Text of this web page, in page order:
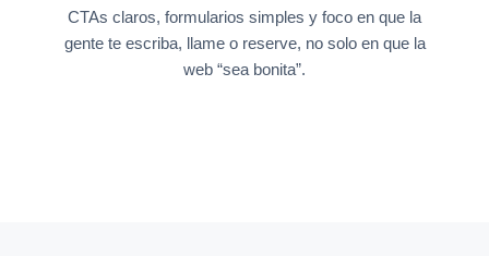
CTAs claros, formularios simples y foco en que la
gente te escriba, llame o reserve, no solo en que la
web “sea bonita”.